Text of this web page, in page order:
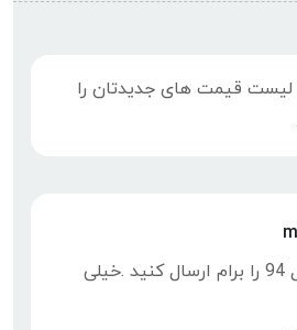
لیست قیمت های جدیدتان را
لطفا قیمتهای سال 94 را برام ارسال کنید .خیلی